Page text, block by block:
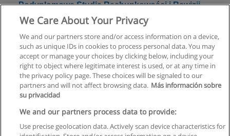
Podyplomowe Studia Rachunkowości i Rewizji
Finansowej
Więcej informacji
Regulamin
Polityka ochrony danych osobowych
We Care About Your Privacy
We and our partners store and/or access information on a device,
such as unique IDs in cookies to process personal data. You may
accept or manage your choices by clicking below, including your
right to object where legitimate interest is used, or at any time in
the privacy policy page. These choices will be signaled to our
partners and will not affect browsing data. Más información sobre
su privacidad
We and our partners process data to provide:
Use precise geolocation data. Actively scan device characteristics for